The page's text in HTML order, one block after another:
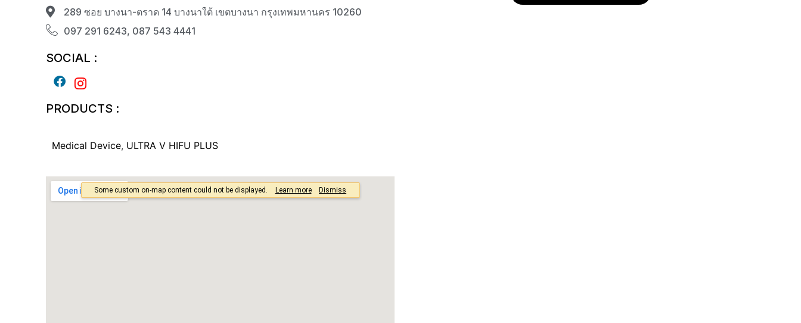
289 ซอย บางนา-ตราด 14 บางนาใต้ เขตบางนา กรุงเทพมหานคร 10260
097 291 6243, 087 543 4441
SOCIAL :
PRODUCTS :
Medical Device, ULTRA V HIFU PLUS